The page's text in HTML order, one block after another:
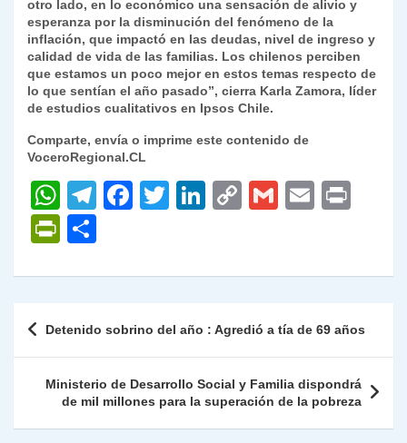
otro lado, en lo económico una sensación de alivio y
esperanza por la disminución del fenómeno de la
inflación, que impactó en las deudas, nivel de ingreso y
calidad de vida de las familias. Los chilenos perciben
que estamos un poco mejor en estos temas respecto de
lo que sentían el año pasado”, cierra Karla Zamora, líder
de estudios cualitativos en Ipsos Chile.
Comparte, envía o imprime este contenido de
VoceroRegional.CL
W
h
at
s
p
T
gr
m
F
e
o
k
T
er
Li
e
n
C
y
n
G
l
E
l
P
nt
Fr
ie
n
dl
y
m
ar
tir
Navegación
entradas
Detenido sobrino del año : Agredió a tía de 69 años
Ministerio de Desarrollo Social y Familia dispondrá
de mil millones para la superación de la pobreza